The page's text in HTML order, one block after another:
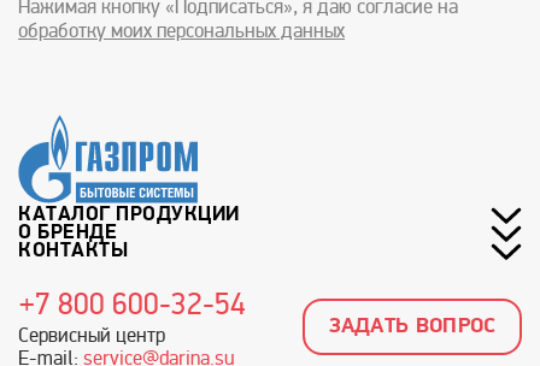
Нажимая кнопку «Подписаться», я даю согласие на
обработку моих персональных данных
КАТАЛОГ ПРОДУКЦИИ
О БРЕНДЕ
КОНТАКТЫ
+7 800 600-32-54
Сервисный центр
E-mail: service@darina.su
ЗАДАТЬ ВОПРОС